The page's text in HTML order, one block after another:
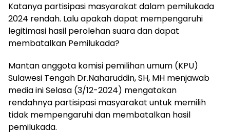
Katanya partisipasi masyarakat dalam pemilukada
2024 rendah. Lalu apakah dapat mempengaruhi
legitimasi hasil perolehan suara dan dapat
membatalkan Pemilukada?
Mantan anggota komisi pemilihan umum (KPU)
Sulawesi Tengah Dr.Naharuddin, SH, MH menjawab
media ini Selasa (3/12-2024) mengatakan
rendahnya partisipasi masyarakat untuk memilih
tidak mempengaruhi dan membatalkan hasil
pemilukada.